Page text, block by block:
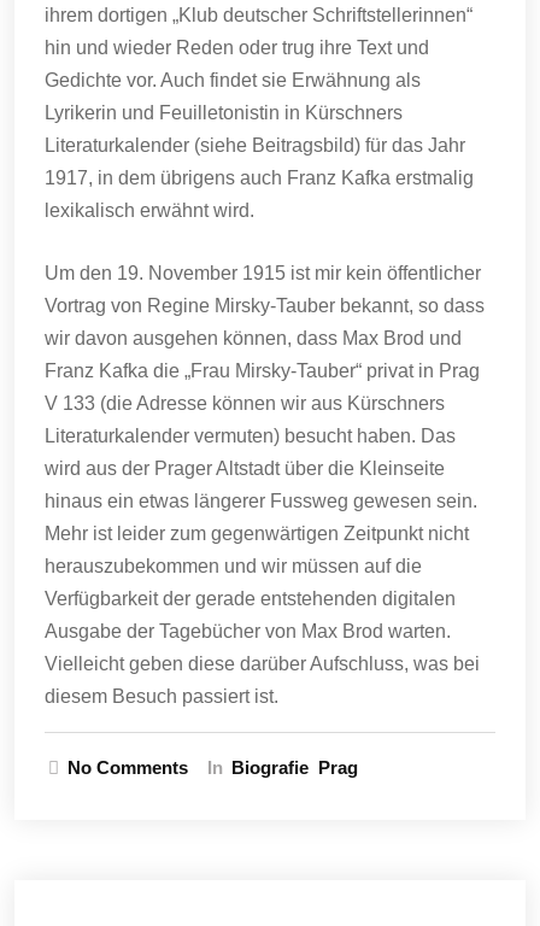
ihrem dortigen „Klub deutscher Schriftstellerinnen“
hin und wieder Reden oder trug ihre Text und
Gedichte vor. Auch findet sie Erwähnung als
Lyrikerin und Feuilletonistin in Kürschners
Literaturkalender (siehe Beitragsbild) für das Jahr
1917, in dem übrigens auch Franz Kafka erstmalig
lexikalisch erwähnt wird.
Um den 19. November 1915 ist mir kein öffentlicher
Vortrag von Regine Mirsky-Tauber bekannt, so dass
wir davon ausgehen können, dass Max Brod und
Franz Kafka die „Frau Mirsky-Tauber“ privat in Prag
V 133 (die Adresse können wir aus Kürschners
Literaturkalender vermuten) besucht haben. Das
wird aus der Prager Altstadt über die Kleinseite
hinaus ein etwas längerer Fussweg gewesen sein.
Mehr ist leider zum gegenwärtigen Zeitpunkt nicht
herauszubekommen und wir müssen auf die
Verfügbarkeit der gerade entstehenden digitalen
Ausgabe der Tagebücher von Max Brod warten.
Vielleicht geben diese darüber Aufschluss, was bei
diesem Besuch passiert ist.
No Comments In Biografie Prag